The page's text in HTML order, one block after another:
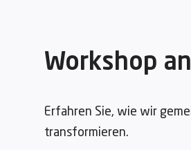
Workshop
Erfahren Sie, wie wir
transformieren.